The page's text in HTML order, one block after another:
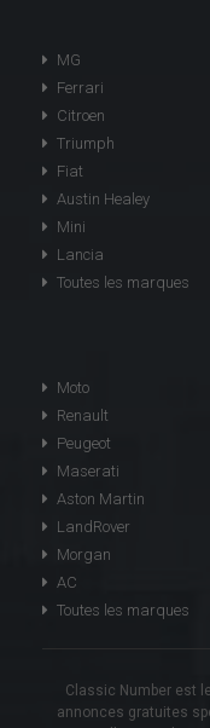
MG
Ferrari
Citroen
Triumph
Fiat
Austin Healey
Mini
Lancia
Toutes les marques
Moto
Renault
Peugeot
Maserati
Aston Martin
LandRover
Morgan
AC
Toutes les marques
Classic Number est
annonces gratuites